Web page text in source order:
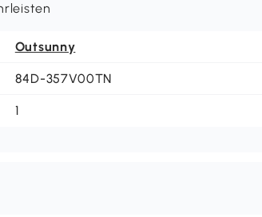
Outsunny
84D-357V00TN
1